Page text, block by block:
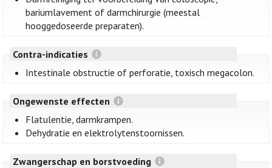
bariumlavement of darmchirurgie (meestal
hooggedoseerde preparaten).
Contra-indicaties
Intestinale obstructie of perforatie, toxisch megacolon.
Ongewenste effecten
Flatulentie, darmkrampen.
Dehydratie en elektrolytenstoornissen.
Zwangerschap en borstvoeding